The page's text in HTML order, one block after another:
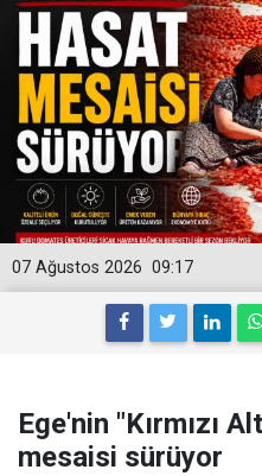
09:17
07 Ağustos 2026
Ege'nin "Kırmızı
mesaisi sürüyor